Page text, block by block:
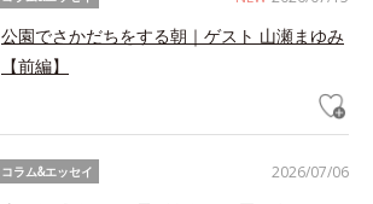
公園でさかだちをする朝｜ゲスト 山瀬まゆみ
【前編】
2026/07/06
コラム&エッセイ